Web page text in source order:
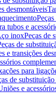
desmontáveis
tubos e
inoxPeças de
de
e transições
para
de
e